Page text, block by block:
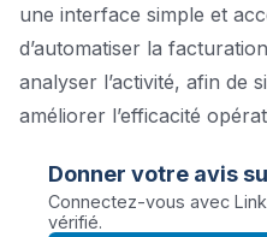
une interface simple et
d’automatiser la
analyser l’activité, afin de
améliorer l’efficacité
Donner votre avis
Connectez-vous avec
vérifié.